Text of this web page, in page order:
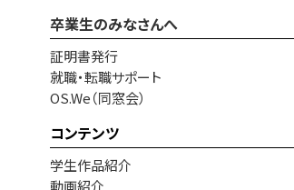
卒業生のみなさんへ
証明書発行
就職・転職サポート
OS.We（同窓会）
コンテンツ
学生作品紹介